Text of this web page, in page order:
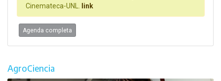
Cinemateca-UNL.
link
Agenda completa
AgroCiencia